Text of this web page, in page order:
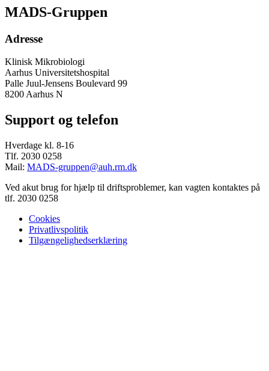
MADS-Gruppen
Adresse
Klinisk Mikrobiologi
Aarhus Universitetshospital
Palle Juul-Jensens Boulevard 99
8200 Aarhus N
Support og telefon
Hverdage kl. 8-16
Tlf. 2030 0258
Mail: MADS-gruppen@auh.rm.dk
Ved akut brug for hjælp til driftsproblemer, kan vagten kontaktes på
tlf. 2030 0258
Cookies
Privatlivspolitik
Tilgængelighedserklæring